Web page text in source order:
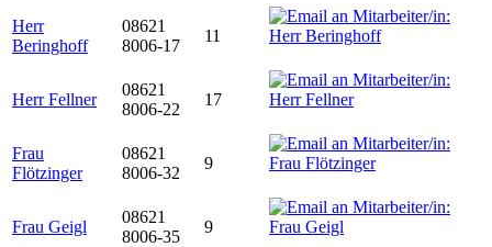
Herr
Beringhoff
08621
8006-17
11
Herr Fellner
08621
8006-22
17
Frau
Flötzinger
08621
8006-32
9
Frau Geigl
08621
8006-35
9